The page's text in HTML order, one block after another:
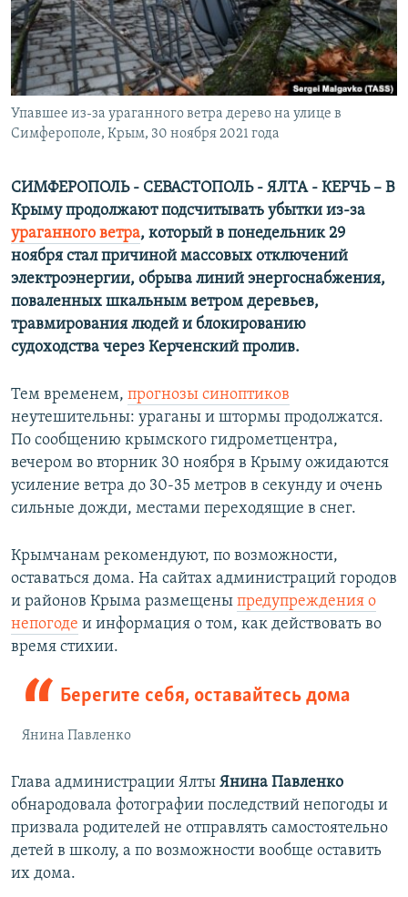
ПОБЕДИТЕЛЕЙ НЕ СУДЯТ?
КРЫМ.НЕПОКОРЕННЫЙ
ELIFBE
УКРАИНСКАЯ ПРОБЛЕМА КРЫМА
ПРИСОЕДИНЯЙТЕСЬ!
Все сайты RFE/RL
Упавшее из-за ураганного ветра дерево на улице в
Симферополе, Крым, 30 ноября 2021 года
СИМФЕРОПОЛЬ - СЕВАСТОПОЛЬ - ЯЛТА - КЕРЧЬ – В
Крыму продолжают подсчитывать убытки из-за
ураганного ветра, который в понедельник 29
ноября стал причиной массовых отключений
электроэнергии, обрыва линий энергоснабжения,
поваленных шкальным ветром деревьев,
травмирования людей и блокированию
судоходства через Керченский пролив.
Тем временем, прогнозы синоптиков
неутешительны: ураганы и штормы продолжатся.
По сообщению крымского гидрометцентра,
вечером во вторник 30 ноября в Крыму ожидаются
усиление ветра до 30-35 метров в секунду и очень
сильные дожди, местами переходящие в снег.
Крымчанам рекомендуют, по возможности,
оставаться дома. На сайтах администраций городов
и районов Крыма размещены предупреждения о
непогоде и информация о том, как действовать во
время стихии.
Берегите себя, оставайтесь дома
Янина Павленко
Глава администрации Ялты Янина Павленко
обнародовала фотографии последствий непогоды и
призвала родителей не отправлять самостоятельно
детей в школу, а по возможности вообще оставить
их дома.